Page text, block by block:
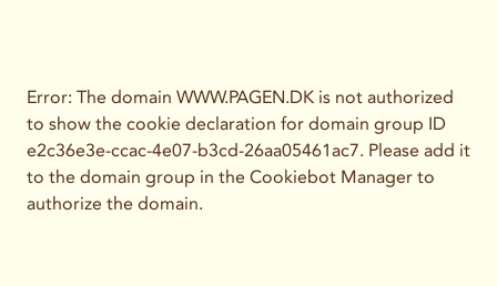
Error: The domain WWW.PAGEN.DK is not authorized
to show the cookie declaration for domain group ID
e2c36e3e-ccac-4e07-b3cd-26aa05461ac7. Please add it
to the domain group in the Cookiebot Manager to
authorize the domain.